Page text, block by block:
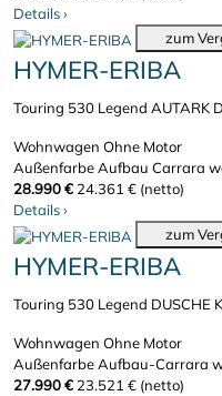
Details›
zum
HYMER-ERIBA
Touring 530 Legend AUTARK
Wohnwagen Ohne Motor
Außenfarbe Aufbau Carrara
28.990 € 24.361 € (netto)
Details›
zum
HYMER-ERIBA
Touring 530 Legend DUSCHE
Wohnwagen Ohne Motor
Außenfarbe Aufbau-Carrara
27.990 € 23.521 € (netto)